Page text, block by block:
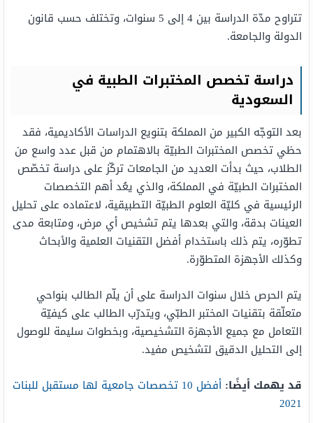
تتراوح مدّة الدراسة بين 4 إلى 5 سنوات، وتختلف حسب قانون
الدولة والجامعة.
دراسة تخصص المختبرات الطبية في
السعودية
بعد التوجّه الكبير من المملكة بتنويع الدراسات الأكاديمية، فقد
حظي تخصص المختبرات الطبيّة بالاهتمام من قبل عدد واسع من
الطلاب، حيث بدأت العديد من الجامعات تركّز على دراسة تخصّص
المختبرات الطبيّة في المملكة، والذي يعُد أهم التخصصات
الرئيسية في كليّة العلوم الطبيّة التطبيقية، لاعتماده على تحليل
العينات بدقة، والتي بعدها يتم تشخيص أي مرض، ومتابعة مدى
تطوّره، يتم ذلك باستخدام أفضل التقنيات العلمية والأبحاث
وكذلك الأجهزة المتطوّرة.
يتم الحرص خلال سنوات الدراسة على أن يلّم الطالب بنواحي
متعلّقة بتقنيات المختبر الطبّي، ويتدرّب الطالب على كيفيّة
التعامل مع جميع الأجهزة التشخيصية، وبخطوات سليمة للوصول
إلى التحليل الدقيق لتشخيص مفيد.
قد يهمك أيضًا:
أفضل 10 تخصصات جامعية لها مستقبل للبنات
2021